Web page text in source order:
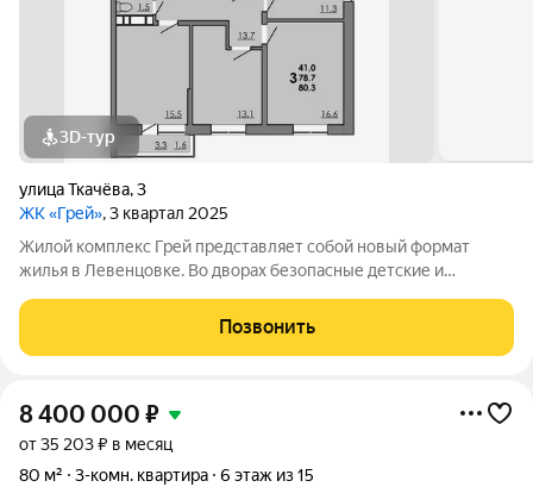
3D-тур
улица Ткачёва,3
ЖК «Грей», 3 квартал 2025
Жилой комплекс Грей представляет собой новый формат
жилья в Левенцовке. Во дворах безопасные детские и
другое. Большая территория под гостевую парковку, теплый
подземный паркинг. На территории
Позвонить
8 400 000 ₽
от 35 203 ₽ в месяц
80 м²
3-комн. квартира 6 этаж из 15